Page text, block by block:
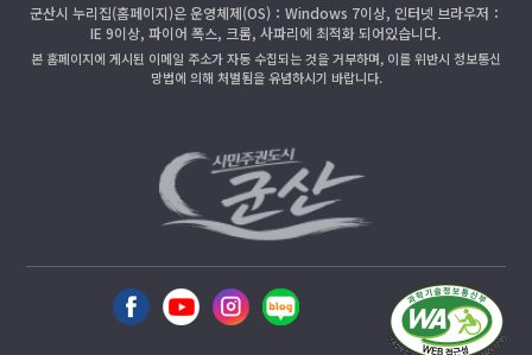
군산시 누리집(홈페이지)은 운영체제(OS)：Windows 7이상, 인터넷 브라우저：
IE 9이상, 파이어 폭스, 크롬, 사파리에 최적화 되어있습니다.
본 홈페이지에 게시된 이메일 주소가 자동 수집되는 것을 거부하며, 이를 위반시 정보통신
망법에 의해 처벌됨을 유념하시기 바랍니다.